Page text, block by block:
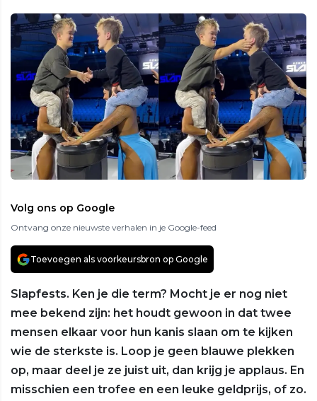
Volg ons op Google
Ontvang onze nieuwste verhalen in je Google-feed
Toevoegen als voorkeursbron op Google
Slapfests. Ken je die term? Mocht je er nog niet
mee bekend zijn: het houdt gewoon in dat twee
mensen elkaar voor hun kanis slaan om te kijken
wie de sterkste is. Loop je geen blauwe plekken
op, maar deel je ze juist uit, dan krijg je applaus. En
misschien een trofee en een leuke geldprijs, of zo.